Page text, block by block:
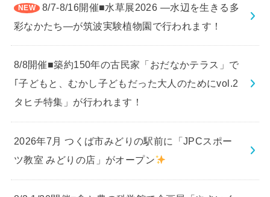
8/7-8/16開催■水草展2026 ―水辺を生きる多
彩なかたち―が筑波実験植物園で行われます！
8/8開催■築約150年の古民家「おだなかテラス」で
｢子どもと、むかし子どもだった大人のためにvol.2
タヒチ特集」が行われます！
2026年7月 つくば市みどりの駅前に「JPCスポー
ツ教室 みどりの店」がオープン